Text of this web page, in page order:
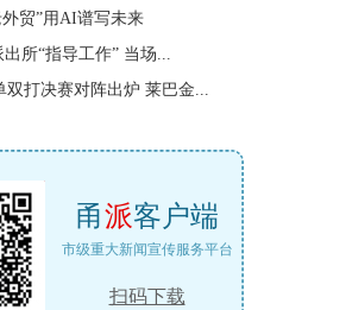
贸”用AI谱写未来
所“指导工作” 当场...
双打决赛对阵出炉 莱巴金...
甬派客户端
市级重大新闻宣传服务平台
扫码下载